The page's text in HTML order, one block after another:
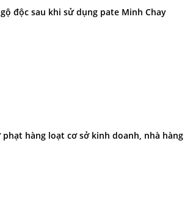
độc sau khi sử dụng pate Minh Chay
hàng loạt cơ sở kinh doanh, nhà hàng